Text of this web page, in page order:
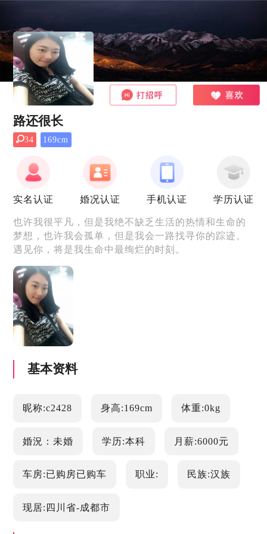
路还很长
34 169cm
实名认证 婚况认证 手机认证 学历认证
也许我很平凡，但是我绝不缺乏生活的热情和生命的
梦想，也许我会孤单，但是我会一路找寻你的踪迹。
遇见你，将是我生命中最绚烂的时刻。
基本资料
昵称:c2428 身高:169cm 体重:0kg
婚況：未婚 学历:本科 月薪:6000元
车房:已购房已购车 职业: 民族:汉族
现居:四川省-成都市